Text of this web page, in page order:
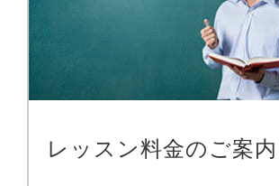
レッスン料金のご案内